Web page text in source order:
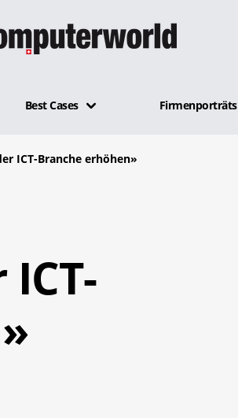
Best Cases Firmenporträts
ICT-Branche erhöhen»